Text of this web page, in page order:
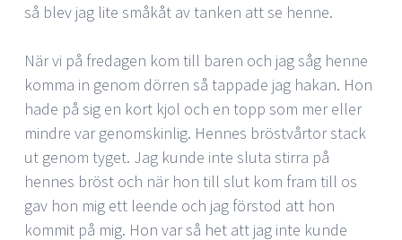
så blev jag lite småkåt av tanken att se henne.
När vi på fredagen kom till baren och jag såg henne
komma in genom dörren så tappade jag hakan. Hon
hade på sig en kort kjol och en topp som mer eller
mindre var genomskinlig. Hennes bröstvårtor stack
ut genom tyget. Jag kunde inte sluta stirra på
hennes bröst och när hon till slut kom fram till os
gav hon mig ett leende och jag förstod att hon
kommit på mig. Hon var så het att jag inte kunde